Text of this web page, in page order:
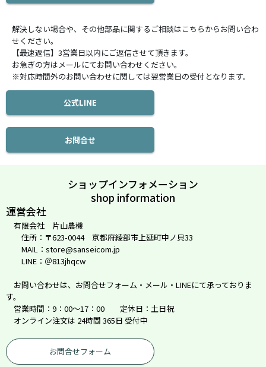
解決しない場合や、その他部品に関するご相談はこちらからお問い合わ
せください。
【最速返信】3営業日以内にご返信させて頂きます。
お急ぎの方はメールにてお問い合わせください。
※対応時間外のお問い合わせに関しては翌営業日の受付となります。
公式LINE
お問合せ
ショップインフォメーション
shop information
運営会社
有限会社 片山農機
住所：〒623-0044 京都府綾部市上延町中ノ貝33
MAIL：store@sanseicom.jp
LINE：＠813jhqcw
お問い合わせは、お問合せフォーム・メール・LINEにて承っておりま
す。
営業時間：9：00～17：00 定休日：土日祝
オンライン注文は 24時間 365日 受付中
お問合せフォーム